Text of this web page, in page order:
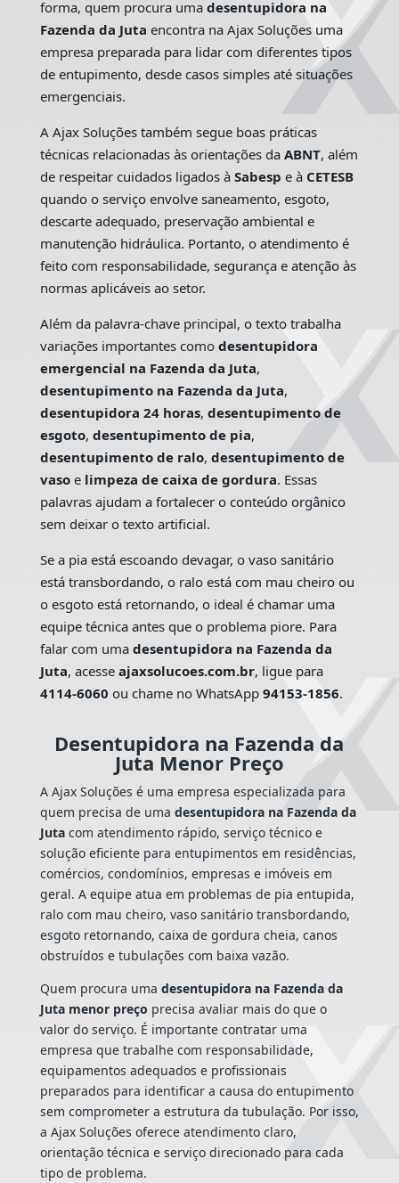
forma, quem procura uma desentupidora na
Fazenda da Juta encontra na Ajax Soluções uma
empresa preparada para lidar com diferentes tipos
de entupimento, desde casos simples até situações
emergenciais.
A Ajax Soluções também segue boas práticas
técnicas relacionadas às orientações da ABNT, além
de respeitar cuidados ligados à Sabesp e à CETESB
quando o serviço envolve saneamento, esgoto,
descarte adequado, preservação ambiental e
manutenção hidráulica. Portanto, o atendimento é
feito com responsabilidade, segurança e atenção às
normas aplicáveis ao setor.
Além da palavra-chave principal, o texto trabalha
variações importantes como desentupidora
emergencial na Fazenda da Juta,
desentupimento na Fazenda da Juta,
desentupidora 24 horas, desentupimento de
esgoto, desentupimento de pia,
desentupimento de ralo, desentupimento de
vasoe limpeza de caixa de gordura. Essas
palavras ajudam a fortalecer o conteúdo orgânico
sem deixar o texto artificial.
Se a pia está escoando devagar, o vaso sanitário
está transbordando, o ralo está com mau cheiro ou
o esgoto está retornando, o ideal é chamar uma
equipe técnica antes que o problema piore. Para
falar com uma desentupidora na Fazenda da
Juta, acesse ajaxsolucoes.com.br, ligue para
4114-6060 ou chame no WhatsApp 94153-1856.
Desentupidora na Fazenda da
Juta Menor Preço
A Ajax Soluções é uma empresa especializada para
quem precisa de uma desentupidora na Fazenda da
Jutacom atendimento rápido, serviço técnico e
solução eficiente para entupimentos em residências,
comércios, condomínios, empresas e imóveis em
geral. A equipe atua em problemas de pia entupida,
ralo com mau cheiro, vaso sanitário transbordando,
esgoto retornando, caixa de gordura cheia, canos
obstruídos e tubulações com baixa vazão.
Quem procura uma desentupidora na Fazenda da
Juta menor preço precisa avaliar mais do que o
valor do serviço. É importante contratar uma
empresa que trabalhe com responsabilidade,
equipamentos adequados e profissionais
preparados para identificar a causa do entupimento
sem comprometer a estrutura da tubulação. Por isso,
a Ajax Soluções oferece atendimento claro,
orientação técnica e serviço direcionado para cada
tipo de problema.